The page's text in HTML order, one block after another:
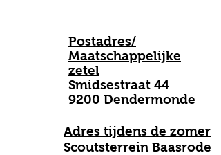
Postadres/
Maatschappelijke
zetel
Smidsestraat 44
9200 Dendermonde
Adres tijdens de zomer
Scoutsterrein Baasrode